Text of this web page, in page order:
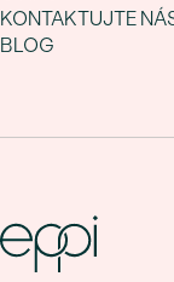
KONTAKTUJTE
BLOG